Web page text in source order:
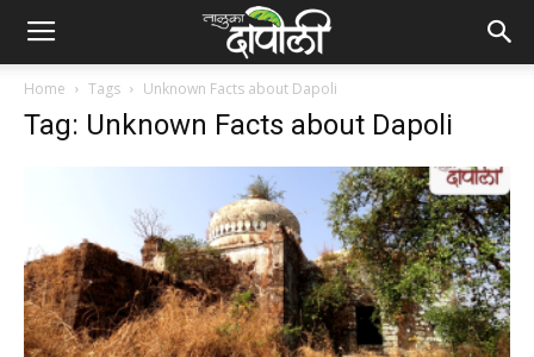
Home Tags Unknown Facts about Dapoli
Tag: Unknown Facts about Dapoli